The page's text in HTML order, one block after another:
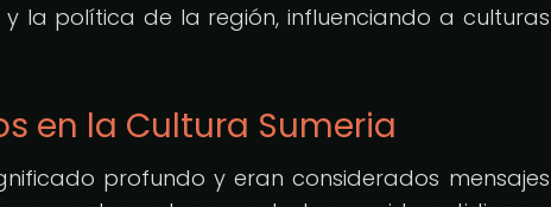
la política de la región, influenciando a culturas
en la Cultura Sumeria
profundo y eran considerados mensajes